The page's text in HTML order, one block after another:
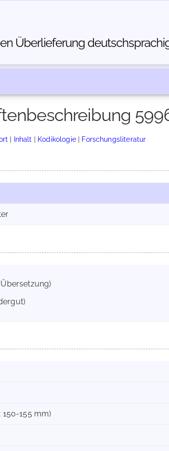
Über­lieferung
| Inhalt | Kodikologie| Forschungsliteratur
Übersetzung)
150-155 mm)